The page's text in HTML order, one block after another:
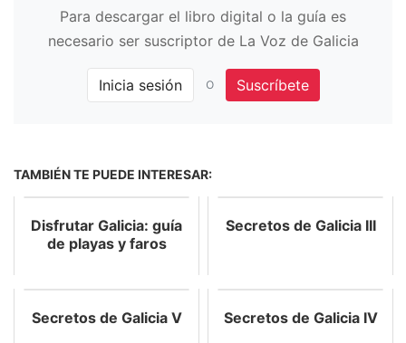
Para descargar el libro digital o la guía es
necesario ser suscriptor de La Voz de Galicia
Inicia sesión o Suscríbete
TAMBIÉN TE PUEDE INTERESAR:
Disfrutar Galicia: guía
de playas y faros
Secretos de Galicia III
Secretos de Galicia V Secretos de Galicia IV